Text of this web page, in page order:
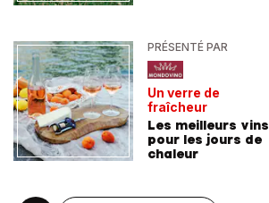
PRÉSENTÉ PAR
Un verre de
fraîcheur
Les meilleurs vins
pour les jours de
chaleur